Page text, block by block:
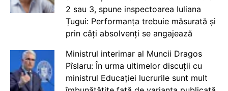
2 sau 3, spune inspectoarea Iuliana
Țugui: Performanța trebuie măsurată și
prin câți absolvenți se angajează
Ministrul interimar al Muncii Dragos
Pîslaru: În urma ultimelor discuții cu
ministrul Educației lucrurile sunt mult